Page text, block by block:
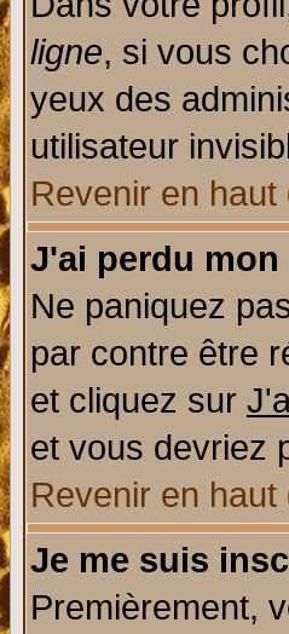
ligne, si vous
yeux des
utilisateur
Revenir en haut
J'ai perdu mon
Ne paniquez
par contre être
et cliquez sur
et vous devriez
Revenir en haut
Je me suis
Premièrement,